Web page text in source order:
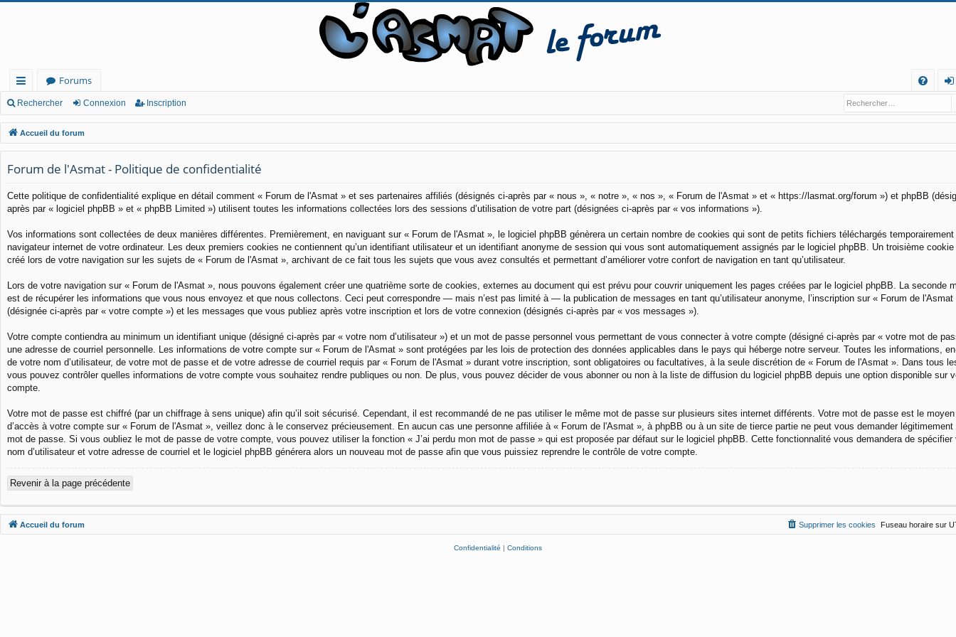
ac
co
ur
cis
Forums
Q
n
ne
o
Rechercher Connexion Inscription
Accueil du forum
Forum de l'Asmat - Politique de confidentialité
Cette politique de confidentialité explique en détail comment « Forum de l'Asmat » et ses partenaires affiliés (désignés ci-après par « nous », « notre », « nos », « Forum de l'Asmat » et « https://lasmat.org/forum ») et phpBB
après par « logiciel phpBB » et « phpBB Limited ») utilisent toutes les informations collectées lors des sessions d’utilisation de votre part (désignées ci-après par « vos informations »).
Vos informations sont collectées de deux manières différentes. Premièrement, en naviguant sur « Forum de l'Asmat », le logiciel phpBB génèrera un certain nombre de cookies qui sont de petits fichiers téléchargés temporairement
navigateur internet de votre ordinateur. Les deux premiers cookies ne contiennent qu’un identifiant utilisateur et un identifiant anonyme de session qui vous sont automatiquement assignés par le logiciel phpBB. Un troisième cookie
créé lors de votre navigation sur les sujets de « Forum de l'Asmat », archivant de ce fait tous les sujets que vous avez consultés et permettant d’améliorer votre confort de navigation en tant qu’utilisateur.
Lors de votre navigation sur « Forum de l'Asmat », nous pouvons également créer une quatrième sorte de cookies, externes au document qui est prévu pour couvrir uniquement les pages créées par le logiciel phpBB. La seconde
est de récupérer les informations que vous nous envoyez et que nous collectons. Ceci peut correspondre — mais n’est pas limité à — la publication de messages en tant qu’utilisateur anonyme, l’inscription sur « Forum de l'Asmat
(désignée ci-après par « votre compte ») et les messages que vous publiez après votre inscription et lors de votre connexion (désignés ci-après par « vos messages »).
Votre compte contiendra au minimum un identifiant unique (désigné ci-après par « votre nom d’utilisateur ») et un mot de passe personnel vous permettant de vous connecter à votre compte (désigné ci-après par « votre mot de
une adresse de courriel personnelle. Les informations de votre compte sur « Forum de l'Asmat » sont protégées par les lois de protection des données applicables dans le pays qui héberge notre serveur. Toutes les informations,
de votre nom d’utilisateur, de votre mot de passe et de votre adresse de courriel requis par « Forum de l'Asmat » durant votre inscription, sont obligatoires ou facultatives, à la seule discrétion de « Forum de l'Asmat ». Dans tous
vous pouvez contrôler quelles informations de votre compte vous souhaitez rendre publiques ou non. De plus, vous pouvez décider de vous abonner ou non à la liste de diffusion du logiciel phpBB depuis une option disponible sur
compte.
Votre mot de passe est chiffré (par un chiffrage à sens unique) afin qu’il soit sécurisé. Cependant, il est recommandé de ne pas utiliser le même mot de passe sur plusieurs sites internet différents. Votre mot de passe est le moyen
d’accès à votre compte sur « Forum de l'Asmat », veillez donc à le conservez précieusement. En aucun cas une personne affiliée à « Forum de l'Asmat », à phpBB ou à un site de tierce partie ne peut vous demander légitimement
mot de passe. Si vous oubliez le mot de passe de votre compte, vous pouvez utiliser la fonction « J’ai perdu mon mot de passe » qui est proposée par défaut sur le logiciel phpBB. Cette fonctionnalité vous demandera de spécifier
nom d’utilisateur et votre adresse de courriel et le logiciel phpBB générera alors un nouveau mot de passe afin que vous puissiez reprendre le contrôle de votre compte.
Revenir à la page précédente
Accueil du forum Fuseau horaire sur
Supprimer les cookies
Confidentialité | Conditions